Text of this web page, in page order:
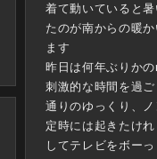
着て動いていると
たのが南からの暖
ます
昨日は何年ぶりか
刺激的な時間を過
通りのゆっくり、
定時には起きたけ
してテレビをボー